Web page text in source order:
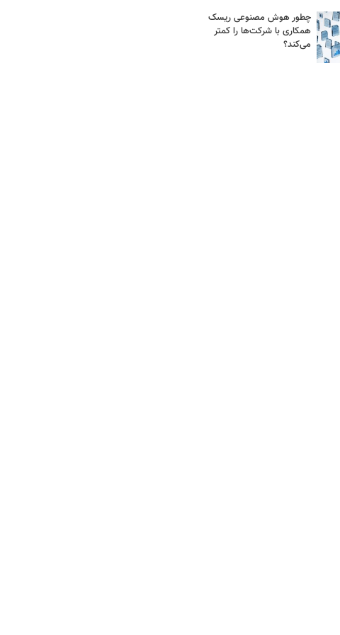
چطور هوش مصنوعی ریسک
همکاری با شرکت‌ها را کمتر
می‌کند؟